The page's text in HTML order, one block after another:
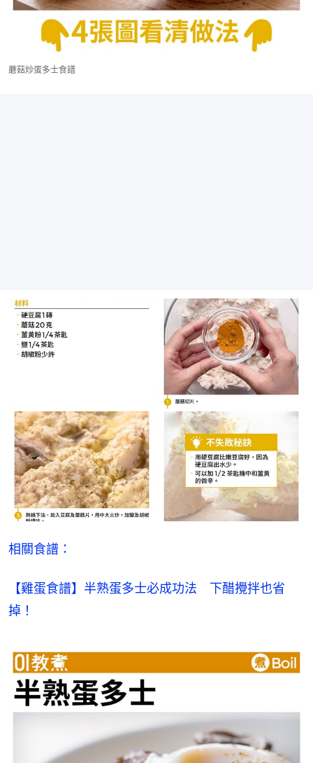
蘑菇炒蛋多士食譜
相關食譜：
【雞蛋食譜】半熟蛋多士必成功法　下醋攪拌也省
掉！